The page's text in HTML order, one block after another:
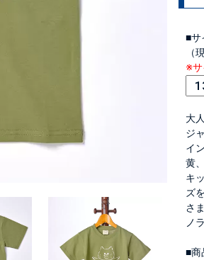
■サ
（
※サ
大
ジ
イ
黄
キ
ズ
さ
ノ
■商